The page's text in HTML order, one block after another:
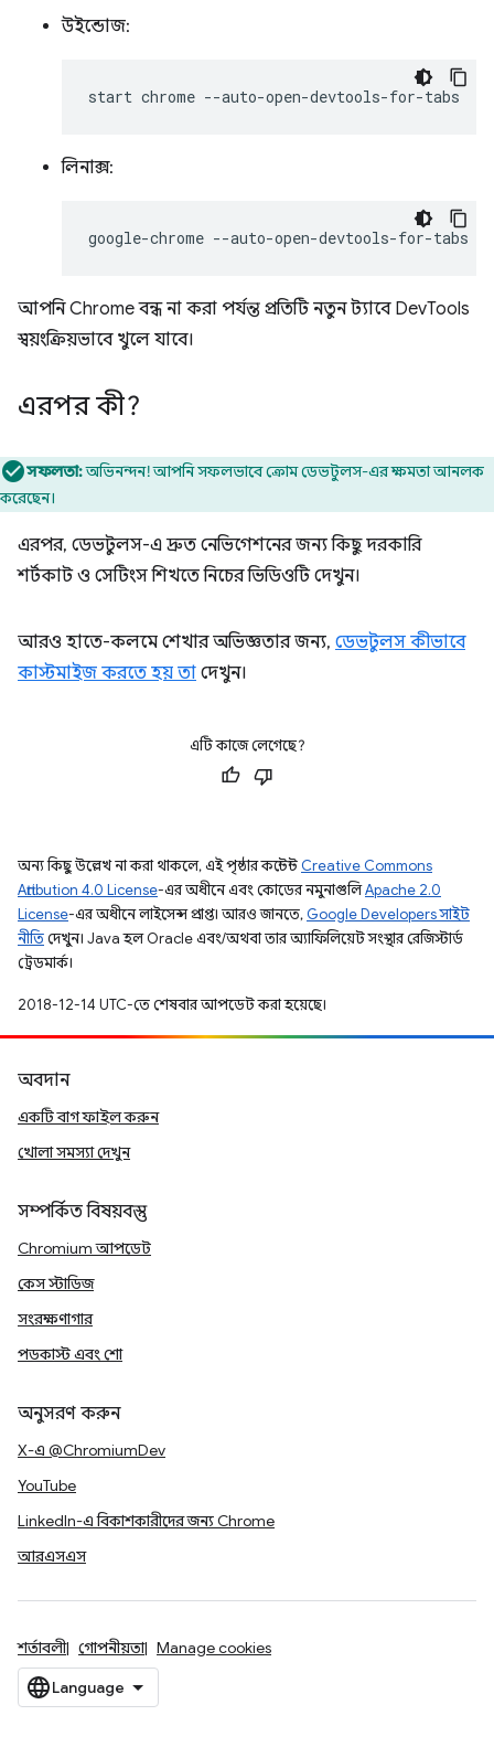
উইন্ডোজ:
start chrome
লিনাক্স:
google-chrome
আপনি Chrome বন্ধ না করা পর্যন্ত প্রতিটি নতুন ট্যাবে DevTools
স্বয়ংক্রিয়ভাবে খুলে যাবে।
এরপর কী?
সফলতা:অভিনন্দন! আপনি সফলভাবে ক্রোম ডেভটুলস-এর ক্ষমতা আনলক
করেছেন।
এরপর, ডেভটুলস-এ দ্রুত নেভিগেশনের জন্য কিছু দরকারি
শর্টকাট ও সেটিংস শিখতে নিচের ভিডিওটি দেখুন।
আরও হাতে-কলমে শেখার অভিজ্ঞতার জন্য, ডেভটুলস কীভাবে
কাস্টমাইজ করতে হয় তা দেখুন।
এটি কাজে লেগেছে?
অন্য কিছু উল্লেখ না করা থাকলে, এই পৃষ্ঠার কন্টেন্ট Creative Commons
Attribution 4.0 License-এর অধীনে এবং কোডের নমুনাগুলিApache 2.0
License-এর অধীনে লাইসেন্স প্রাপ্ত। আরও জানতে, Google Developers সাইট
নীতিদেখুন। Java হল Oracle এবং/অথবা তার অ্যাফিলিয়েট সংস্থার রেজিস্টার্ড
ট্রেডমার্ক।
2018-12-14 UTC-তে শেষবার আপডেট করা হয়েছে।
অবদান
একটি বাগ ফাইল করুন
খোলা সমস্যা দেখুন
সম্পর্কিত বিষয়বস্তু
Chromium আপডেট
কেস স্টাডিজ
সংরক্ষণাগার
পডকাস্ট এবং শো
অনুসরণ করুন
X-এ @ChromiumDev
YouTube
LinkedIn-এ বিকাশকারীদের জন্য Chrome
আরএসএস
শর্তাবলী গোপনীয়তা Manage cookies